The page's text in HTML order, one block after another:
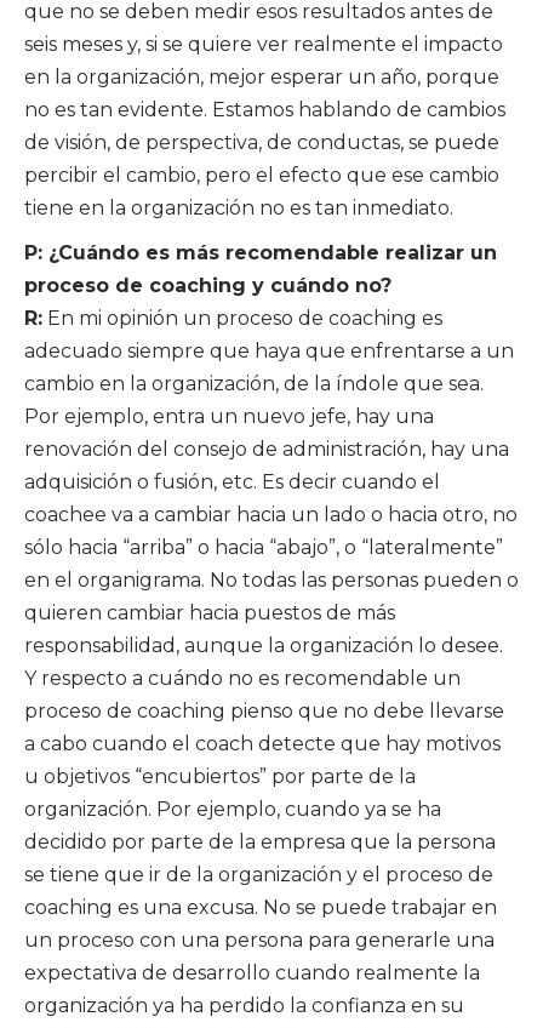
que no se deben medir esos resultados antes de
seis meses y, si se quiere ver realmente el impacto
en la organización, mejor esperar un año, porque
no es tan evidente. Estamos hablando de cambios
de visión, de perspectiva, de conductas, se puede
percibir el cambio, pero el efecto que ese cambio
tiene en la organización no es tan inmediato.
P: ¿Cuándo es más recomendable realizar un
proceso de coaching y cuándo no?
R: En mi opinión un proceso de coaching es
adecuado siempre que haya que enfrentarse a un
cambio en la organización, de la índole que sea.
Por ejemplo, entra un nuevo jefe, hay una
renovación del consejo de administración, hay una
adquisición o fusión, etc. Es decir cuando el
coachee va a cambiar hacia un lado o hacia otro, no
sólo hacia “arriba” o hacia “abajo”, o “lateralmente”
en el organigrama. No todas las personas pueden o
quieren cambiar hacia puestos de más
responsabilidad, aunque la organización lo desee.
Y respecto a cuándo no es recomendable un
proceso de coaching pienso que no debe llevarse
a cabo cuando el coach detecte que hay motivos
u objetivos “encubiertos” por parte de la
organización. Por ejemplo, cuando ya se ha
decidido por parte de la empresa que la persona
se tiene que ir de la organización y el proceso de
coaching es una excusa. No se puede trabajar en
un proceso con una persona para generarle una
expectativa de desarrollo cuando realmente la
organización ya ha perdido la confianza en su